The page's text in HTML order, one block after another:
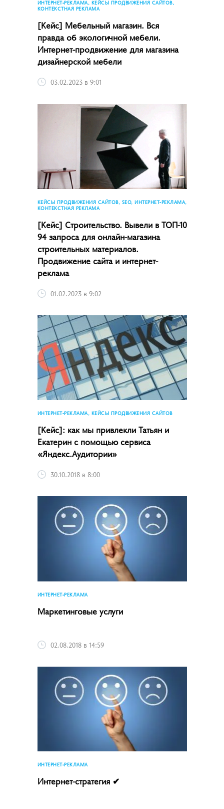
ИНТЕРНЕТ-РЕКЛАМА, КЕЙСЫ ПРОДВИЖЕНИЯ САЙТОВ,
КОНТЕКСТНАЯ РЕКЛАМА
[Кейс] Мебельный магазин. Вся
правда об экологичной мебели.
Интернет-продвижение для магазина
дизайнерской мебели
03.02.2023 в 9:01
КЕЙСЫ ПРОДВИЖЕНИЯ САЙТОВ, SEO, ИНТЕРНЕТ-РЕКЛАМА,
КОНТЕКСТНАЯ РЕКЛАМА
[Кейс] Строительство. Вывели в ТОП-10
94 запроса для онлайн-магазина
строительных материалов.
Продвижение сайта и интернет-
реклама
01.02.2023 в 9:02
ИНТЕРНЕТ-РЕКЛАМА, КЕЙСЫ ПРОДВИЖЕНИЯ САЙТОВ
[Кейс]: как мы привлекли Татьян и
Екатерин с помощью сервиса
«Яндекс.Аудитории»
30.10.2018 в 8:00
ИНТЕРНЕТ-РЕКЛАМА
Маркетинговые услуги
02.08.2018 в 14:59
ИНТЕРНЕТ-РЕКЛАМА
Интернет-стратегия ✔